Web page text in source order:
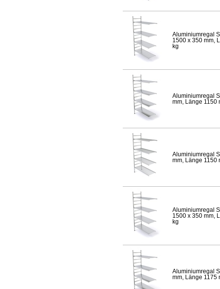
Aluminiumregal
1500 x 350 mm,
kg
Aluminiumregal
mm, Länge 1150
Aluminiumregal
mm, Länge 1150
Aluminiumregal
1500 x 350 mm,
kg
Aluminiumregal
mm, Länge 1175